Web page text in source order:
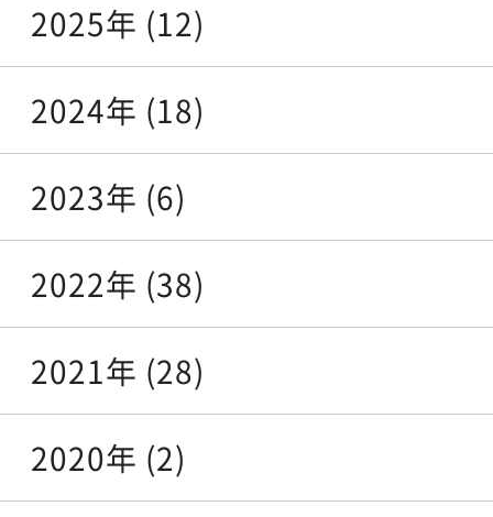
2025年 (12)
2024年 (18)
2023年 (6)
2022年 (38)
2021年 (28)
2020年 (2)